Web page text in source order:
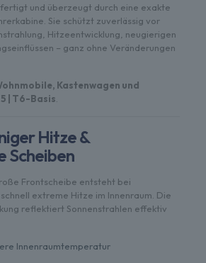
und überzeugt durch eine exakte
Sie schützt zuverlässig vor
Hitzeentwicklung, neugierigen
– ganz ohne Veränderungen
Kastenwagen und
| T6-Basis
Hitze &
Scheiben
Frontscheibe entsteht bei
extreme Hitze im Innenraum. Die
reflektiert Sonnenstrahlen effektiv
Innenraumtemperatur